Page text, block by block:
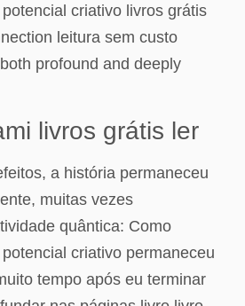
criativo livros grátis
leitura sem custo
profound and deeply
livros grátis ler
a história permaneceu
muitas vezes
quântica: Como
criativo permaneceu
tempo após eu terminar